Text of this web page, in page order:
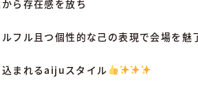
ら存在感を放ち
フル且つ個性的な己の表現で会場を魅
まれるaijuスタイル